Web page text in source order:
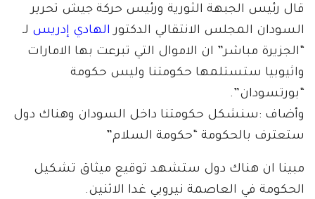
قال رئيس الجبهة الثورية ورئيس حركة جيش تحرير
السودان المجلس الانتقالي الدكتور الهادي إدريس لـ
“الجزيرة مباشر” ان الاموال التي تبرعت بها الامارات
واثيوبيا ستستلمها حكومتنا وليس حكومة
“بورتسودان”.
وأضاف :سنشكل حكومتنا داخل السودان وهناك دول
ستعترف بالحكومة “حكومة السلام”
مبينا ان هناك دول ستشهد توقيع ميثاق تشكيل
الحكومة في العاصمة نيروبي غدا الاثنين.